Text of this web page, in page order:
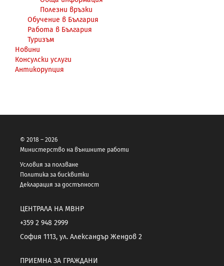
Полезни връзки
Обучение в България
Работа в България
Туризъм
Новини
Консулски услуги
Антикорупция
© 2018 – 2026
Министерство на външните работи
Условия за ползване
Политика за бисквитки
Декларация за достъпност
ЦЕНТРАЛА НА МВНР
+359 2 948 2999
София 1113, ул. Александър Жендов 2
ПРИЕМНА ЗА ГРАЖДАНИ